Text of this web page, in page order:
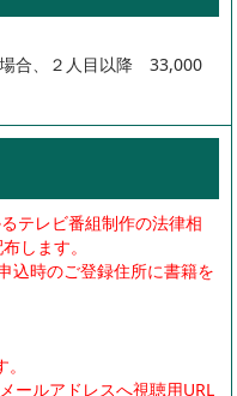
合、２人目以降 33,000
テレビ番組制作の法律相
します。
込時のご登録住所に書籍を
ールアドレスへ視聴用URL